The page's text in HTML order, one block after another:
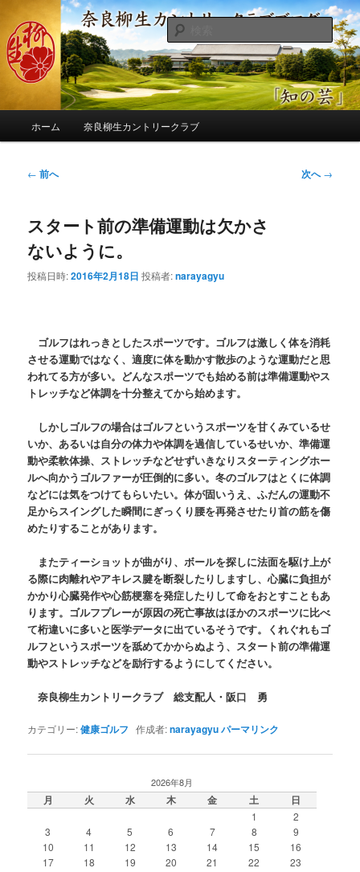
ン
コ
ン
へ
奈良柳生カントリークラブ総支配人
ブログ
季節の話題、クラブの出来事、コースの改修・更新作業、ゴルフに関する随
筆、喜怒哀楽などを気まぐれに発信します。
検
索
ホーム 奈良柳生カントリークラブ
投
ビ
ー
シ
← 前へ 次へ→
スタート前の準備運動は欠かさ
ないように。
投稿日時:2016年2月18日 投稿者:narayagyu
ゴルフはれっきとしたスポーツです。ゴルフは激しく体を消耗
させる運動ではなく、適度に体を動かす散歩のような運動だと思
われてる方が多い。どんなスポーツでも始める前は準備運動やス
トレッチなど体調を十分整えてから始めます。
しかしゴルフの場合はゴルフというスポーツを甘くみているせ
いか、あるいは自分の体力や体調を過信しているせいか、準備運
動や柔軟体操、ストレッチなどせずいきなりスターティングホー
ルへ向かうゴルファーが圧倒的に多い。冬のゴルフはとくに体調
などには気をつけてもらいたい。体が固いうえ、ふだんの運動不
足からスイングした瞬間にぎっくり腰を再発させたり首の筋を傷
めたりすることがあります。
またティーショットが曲がり、ボールを探しに法面を駆け上が
る際に肉離れやアキレス腱を断裂したりしますし、心臓に負担が
かかり心臓発作や心筋梗塞を発症したりして命をおとすこともあ
ります。ゴルフプレーが原因の死亡事故はほかのスポーツに比べ
て桁違いに多いと医学データに出ているそうです。くれぐれもゴ
ルフというスポーツを舐めてかからぬよう、スタート前の準備運
動やストレッチなどを励行するようにしてください。
奈良柳生カントリークラブ 総支配人・阪口 勇
カテゴリー:健康ゴルフ 作成者:narayagyuパーマリンク
2026年8月
月 火 水 木 金 土 日
1
2
3
4 5 6 7 8
9
10
11 12 13 14 15
16
17
18 19 20 21 22
23